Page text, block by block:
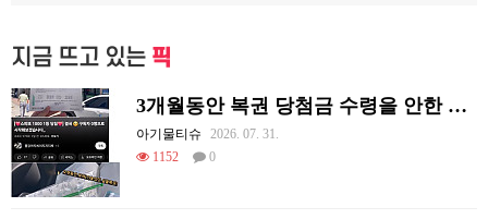
지금 뜨고 있는 픽
3개월동안 복권 당첨금 수령을 안한 이유
아기물티슈
2026. 07. 31.
1152
0